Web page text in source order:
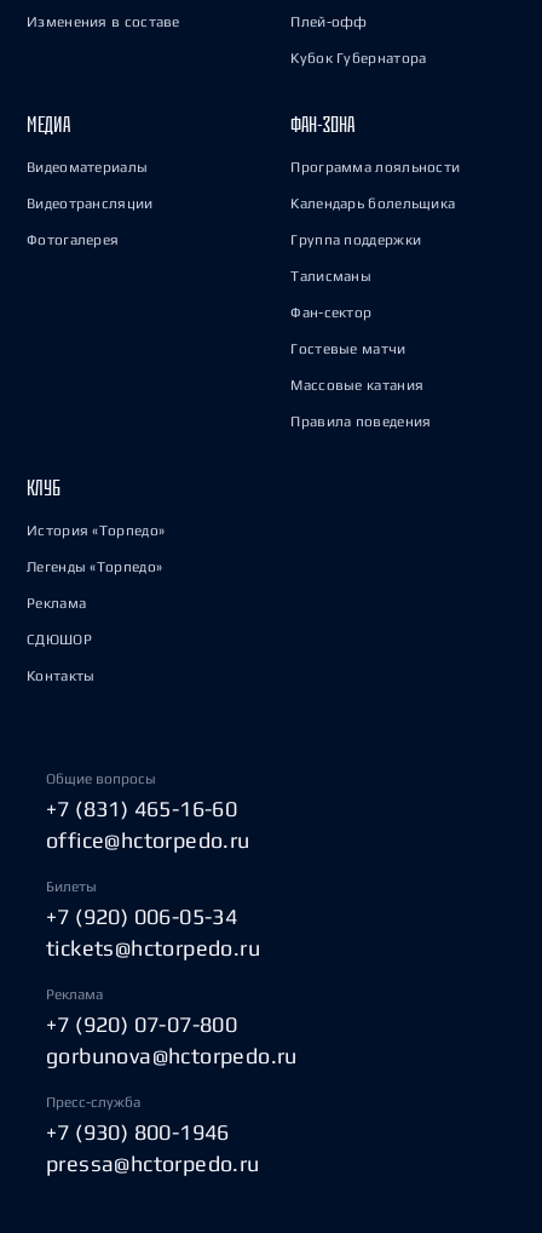
Изменения в составе Плей-офф
Кубок Губернатора
МЕДИА
Видеоматериалы
Видеотрансляции
Фотогалерея
ФАН-ЗОНА
Программа лояльности
Календарь болельщика
Группа поддержки
Талисманы
Фан-сектор
Гостевые матчи
Массовые катания
Правила поведения
КЛУБ
История «Торпедо»
Легенды «Торпедо»
Реклама
СДЮШОР
Контакты
Общие вопросы
+7 (831) 465-16-60
office@hctorpedo.ru
Билеты
+7 (920) 006-05-34
tickets@hctorpedo.ru
Реклама
+7 (920) 07-07-800
gorbunova@hctorpedo.ru
Пресс-служба
+7 (930) 800-1946
pressa@hctorpedo.ru